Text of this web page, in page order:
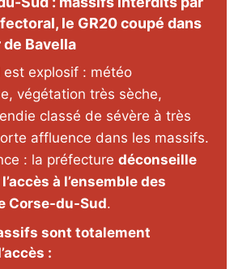
le GR20 coupé dans
Bavella
est explosif : météo
végétation très sèche,
classé de sévère à très
affluence dans les massifs.
: la préfecture déconseille
à l’ensemble des
Corse-du-Sud.
sont totalement
: